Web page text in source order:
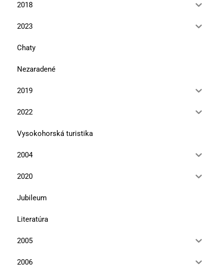
2018
2023
Chaty
Nezaradené
2019
2022
Vysokohorská turistika
2004
2020
Jubileum
Literatúra
2005
2006